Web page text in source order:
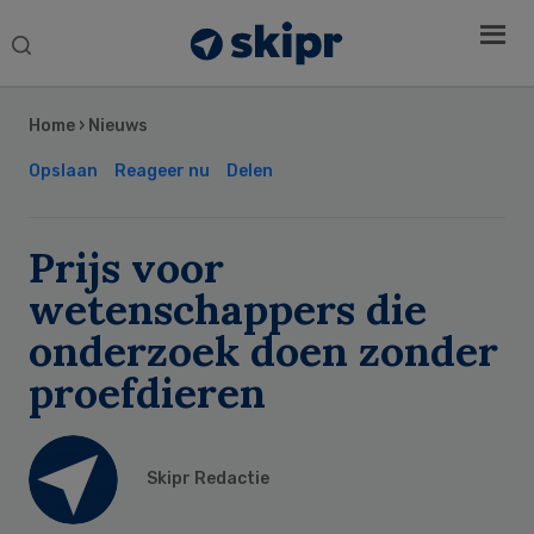
Search
Home › Nieuws
Opslaan Reageer nu Delen
Prijs voor
wetenschappers die
onderzoek doen zonder
proefdieren
Skipr Redactie
Sidebar